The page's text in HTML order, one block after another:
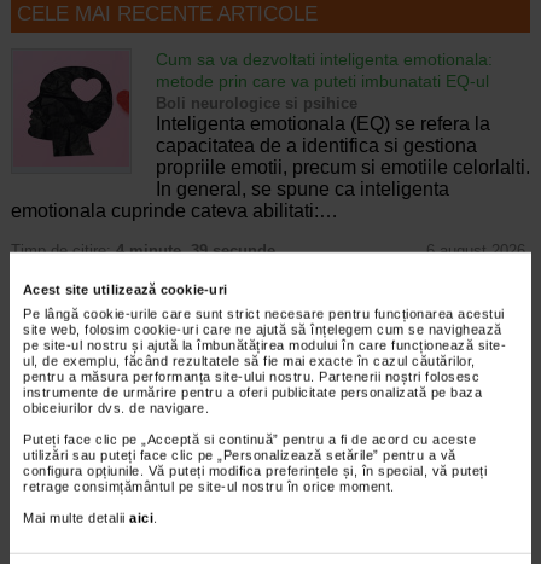
Acest site utilizează cookie-uri
Pe lângă cookie-urile care sunt strict necesare pentru funcționarea acestui
site web, folosim cookie-uri care ne ajută să înțelegem cum se navighează
pe site-ul nostru și ajută la îmbunătățirea modului în care funcționează site-
ul, de exemplu, făcând rezultatele să fie mai exacte în cazul căutărilor,
pentru a măsura performanța site-ului nostru. Partenerii noștri folosesc
instrumente de urmărire pentru a oferi publicitate personalizată pe baza
obiceiurilor dvs. de navigare.
Puteți face clic pe „Acceptă si continuă” pentru a fi de acord cu aceste
utilizări sau puteți face clic pe „Personalizează setările” pentru a vă
configura opțiunile. Vă puteți modifica preferințele și, în special, vă puteți
retrage consimțământul pe site-ul nostru în orice moment.
Mai multe detalii aici.
CELE MAI RECENTE ARTICOLE
Cum sa va dezvoltati inteligenta emotionala:
metode prin care va puteti imbunatati EQ-ul
Boli neurologice si psihice
Inteligenta emotionala (EQ) se refera la
capacitatea de a identifica si gestiona
propriile emotii, precum si emotiile celorlalti.
In general, se spune ca inteligenta
emotionala cuprinde cateva abilitati:…
Timp de citire:4 minute, 39 secunde 6 august 2026
Enurezis: cauze, factori declansatori si solutii
Sistem urinar
Enurezisul este termenul medical pentru
pierderea accidentala de urina, de obicei in
timpul somnului. Este o afectiune frecventa
atat in randul copiilor, cat si al adultilor.
Enurezisul este considerat…
Timp de citire:4 minute, 32 secunde 28 iulie 2026
Senzatia de prea plin: cand indica o afectiune si
Multi oameni au experimentat macar o data